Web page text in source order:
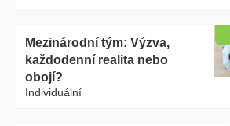
Mezinárodní tým: Výzva,
každodenní realita nebo
obojí?
Individuální